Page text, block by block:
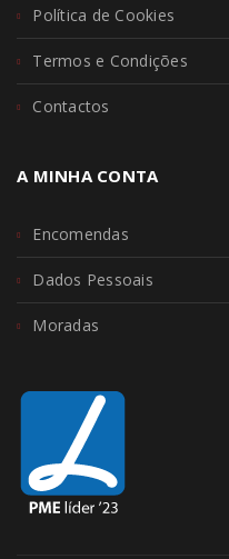
Política de Cookies
Termos e Condições
Contactos
A MINHA CONTA
Encomendas
Dados Pessoais
Moradas